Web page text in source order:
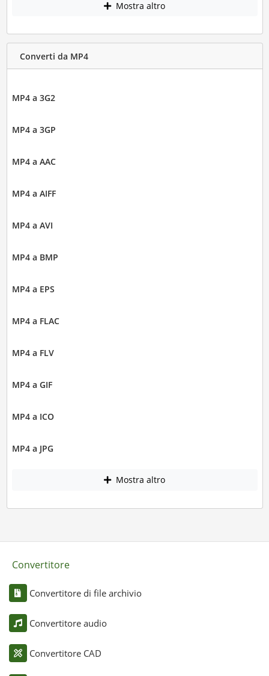
Mostra altro
Converti da MP4
MP4 a 3G2
MP4 a 3GP
MP4 a AAC
MP4 a AIFF
MP4 a AVI
MP4 a BMP
MP4 a EPS
MP4 a FLAC
MP4 a FLV
MP4 a GIF
MP4 a ICO
MP4 a JPG
Mostra altro
Convertitore
Convertitore di file archivio
Convertitore audio
Convertitore CAD